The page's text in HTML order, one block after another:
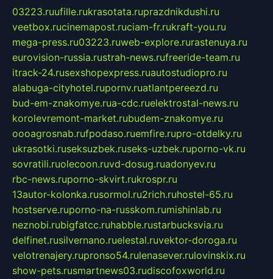
03223.ruufille.rukrasotata.ruprazdnikdushi.ru
veetbox.rucinemapost.ruciam-fr.rukraft-you.ru
mega-press.ru03223.ruweb-explore.rurastenuya.ru
eurovision-russia.rustrah-news.rufreeride-team.ru
itrack-24.rusexshopexpress.ruautostudiopro.ru
alabuga-cityhotel.rupornv.ruatlantpereezd.ru
bud-em-znakomye.rua-cdc.ruelektrostal-news.ru
korolevremont-market.rubudem-znakomye.ru
oooagrosnab.rufpodaso.ruemfire.rupro-otdelky.ru
ukrasotki.ruseksuzbek.ruseks-uzbek.ruporno-vk.ru
sovratili.ruolecoon.ruvd-dosug.ruadonyev.ru
rbc-news.ruporno-skvirt.rukrospr.ru
13autor-kolonka.rusormol.ru2rich.ruhostel-65.ru
hostserve.ruporno-na-russkom.rumishinlab.ru
neznobi.rubigfatcc.ruhabble.rustarbucksvia.ru
delfinet.rusilvernano.ruelestal.ruvektor-doroga.ru
velotrenajery.rupronso54.rulenasever.rulovinskix.ru
show-pets.rusmartnews03.rudiscofoxworld.ru